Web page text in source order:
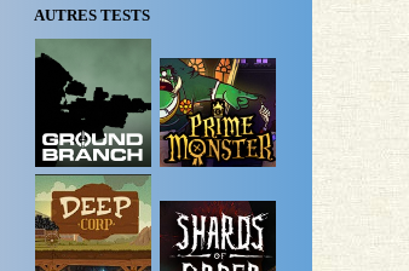
AUTRES TESTS